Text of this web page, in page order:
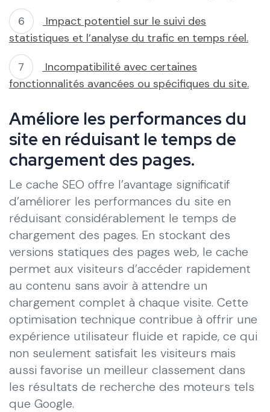
Impact potentiel sur le suivi des
statistiques et l’analyse du trafic en temps réel.
Incompatibilité avec certaines
fonctionnalités avancées ou spécifiques du site.
Améliore les performances du
site en réduisant le temps de
chargement des pages.
Le cache SEO offre l’avantage significatif
d’améliorer les performances du site en
réduisant considérablement le temps de
chargement des pages. En stockant des
versions statiques des pages web, le cache
permet aux visiteurs d’accéder rapidement
au contenu sans avoir à attendre un
chargement complet à chaque visite. Cette
optimisation technique contribue à offrir une
expérience utilisateur fluide et rapide, ce qui
non seulement satisfait les visiteurs mais
aussi favorise un meilleur classement dans
les résultats de recherche des moteurs tels
que Google.